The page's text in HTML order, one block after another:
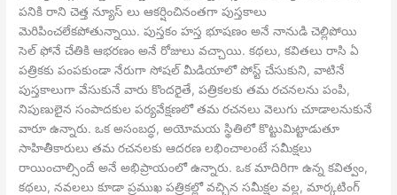
పనికి రాని చెత్త న్యూస్ లు ఆకర్షించినంతగా పుస్తకాలు
మెరిపించలేకపోతున్నాయి. పుస్తకం హస్త భూషణం అనే నానుడి చెల్లిపోయి
సెల్ ఫోనే చేతికి ఆభరణం అనే రోజులు వచ్చాయి. కథలు, కవితలు రాసి ఏ
పత్రికకు పంపకుండా నేరుగా సోషల్ మీడియాలో పోస్ట్ చేసుకుని, వాటినే
పుస్తకాలుగా వేసుకునే వారు కొందరైతే, పత్రికలకు తమ రచనలను పంపి,
నిపుణులైన సంపాదకుల పర్యవేక్షణలో తమ రచనలు వెలుగు చూడాలనుకునే
వారూ ఉన్నారు. ఒక అసంబద్ధ, అయోమయ స్థితిలో కొట్టుమిట్టాడుతూ
సాహితీకారులు తమ రచనలకు ఆదరణ లభించాలంటే సమీక్షలు
రాయించాల్సిందే అనే అభిప్రాయంలో ఉన్నారు. ఒక మాదిరిగా ఉన్న కవిత్వం,
కథలు, నవలలు కూడా ప్రముఖ పత్రికల్లో వచ్చిన సమీక్షల వల్ల, మార్కటింగ్